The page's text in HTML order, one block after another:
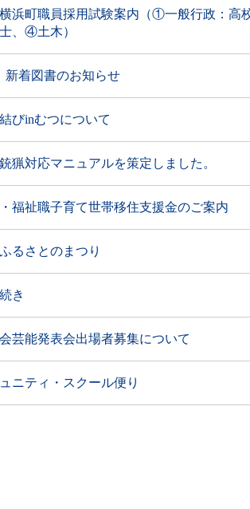
浜町職員採用試験案内（①一般行政：高
、④土木）
着図書のお知らせ
びinむつについて
猟対応マニュアルを策定しました。
福祉職子育て世帯移住支援金のご案内
るさとのまつり
き
芸能発表会出場者募集について
ニティ・スクール便り